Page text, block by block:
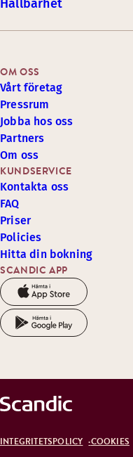
Hållbarhet
SCANDIC APP
KUNDSERVICE
Kontakta oss
FAQ
Priser
Policies
Hitta din bokning
OM OSS
Vårt företag
Pressrum
Jobba hos oss
Partners
Om oss
INTEGRITETSPOLICY COOKIES